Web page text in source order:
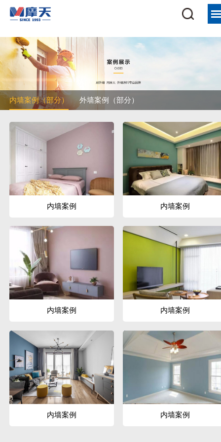
产品展示
加盟服务
案例展示
新闻资讯
爱采购商城
内墙案例（部分） 外墙案例（部分）
内墙案例 内墙案例
内墙案例 内墙案例
内墙案例 内墙案例